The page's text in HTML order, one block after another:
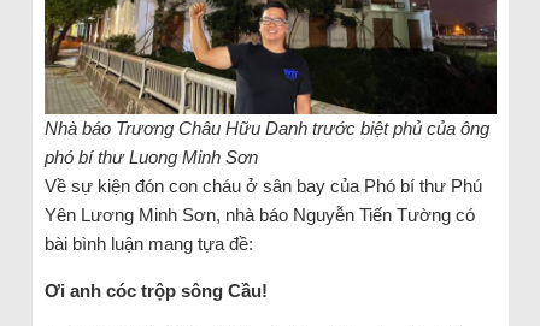
Nhà báo Trương Châu Hữu Danh trước biệt phủ của ông
phó bí thư Luong Minh Sơn
Về sự kiện đón con cháu ở sân bay của Phó bí thư Phú
Yên Lương Minh Sơn, nhà báo Nguyễn Tiến Tường có
bài bình luận mang tựa đề:
Ơi anh cóc trộp sông Cầu!